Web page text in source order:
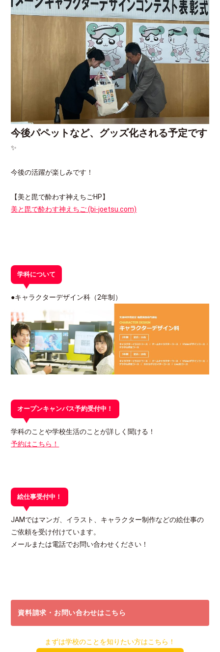
今後パペットなど、グッズ化される予定です
✨
今後の活躍が楽しみです！
【美と毘で酔わす神えちごHP】
美と毘で酔わす神えちご (bi-joetsu.com)
学科について
●キャラクターデザイン科（2年制）
オープンキャンパス予約受付中！
学科のことや学校生活のことが詳しく聞ける！
予約はこちら！
絵仕事受付中！
JAMではマンガ、イラスト、キャラクター制作などの絵仕事の
ご依頼を受け付けています。
メールまたは電話でお問い合わせください！
資料請求・お問い合わせはこちら
まずは学校のことを知りたい方はこちら！